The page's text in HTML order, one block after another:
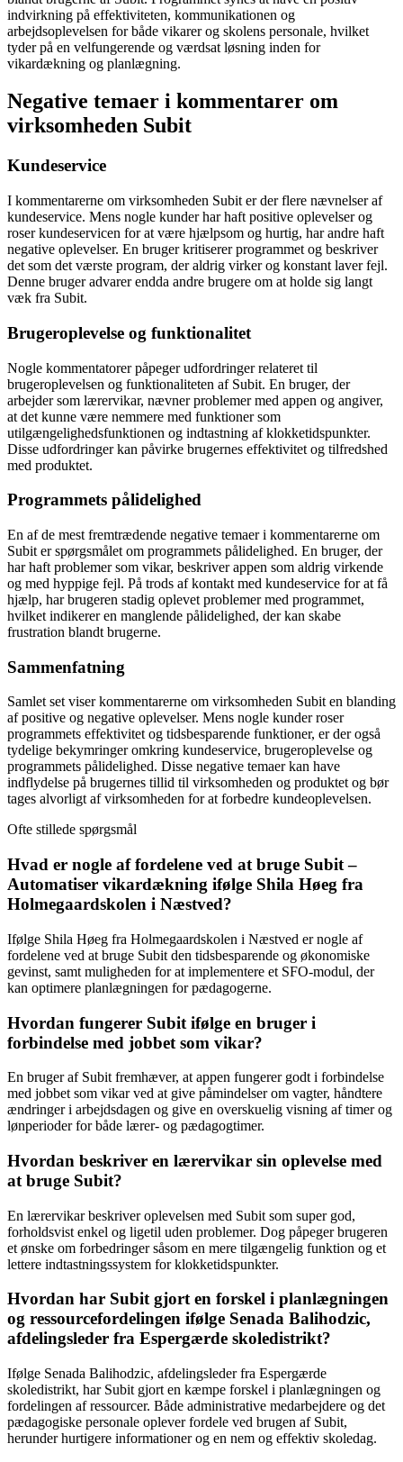
indvirkning på effektiviteten, kommunikationen og
arbejdsoplevelsen for både vikarer og skolens personale, hvilket
tyder på en velfungerende og værdsat løsning inden for
vikardækning og planlægning.
Negative temaer i kommentarer om
virksomheden Subit
Kundeservice
I kommentarerne om virksomheden Subit er der flere nævnelser af
kundeservice. Mens nogle kunder har haft positive oplevelser og
roser kundeservicen for at være hjælpsom og hurtig, har andre haft
negative oplevelser. En bruger kritiserer programmet og beskriver
det som det værste program, der aldrig virker og konstant laver fejl.
Denne bruger advarer endda andre brugere om at holde sig langt
væk fra Subit.
Brugeroplevelse og funktionalitet
Nogle kommentatorer påpeger udfordringer relateret til
brugeroplevelsen og funktionaliteten af Subit. En bruger, der
arbejder som lærervikar, nævner problemer med appen og angiver,
at det kunne være nemmere med funktioner som
utilgængelighedsfunktionen og indtastning af klokketidspunkter.
Disse udfordringer kan påvirke brugernes effektivitet og tilfredshed
med produktet.
Programmets pålidelighed
En af de mest fremtrædende negative temaer i kommentarerne om
Subit er spørgsmålet om programmets pålidelighed. En bruger, der
har haft problemer som vikar, beskriver appen som aldrig virkende
og med hyppige fejl. På trods af kontakt med kundeservice for at få
hjælp, har brugeren stadig oplevet problemer med programmet,
hvilket indikerer en manglende pålidelighed, der kan skabe
frustration blandt brugerne.
Sammenfatning
Samlet set viser kommentarerne om virksomheden Subit en blanding
af positive og negative oplevelser. Mens nogle kunder roser
programmets effektivitet og tidsbesparende funktioner, er der også
tydelige bekymringer omkring kundeservice, brugeroplevelse og
programmets pålidelighed. Disse negative temaer kan have
indflydelse på brugernes tillid til virksomheden og produktet og bør
tages alvorligt af virksomheden for at forbedre kundeoplevelsen.
Ofte stillede spørgsmål
Hvad er nogle af fordelene ved at bruge Subit –
Automatiser vikardækning ifølge Shila Høeg fra
Holmegaardskolen i Næstved?
Ifølge Shila Høeg fra Holmegaardskolen i Næstved er nogle af
fordelene ved at bruge Subit den tidsbesparende og økonomiske
gevinst, samt muligheden for at implementere et SFO-modul, der
kan optimere planlægningen for pædagogerne.
Hvordan fungerer Subit ifølge en bruger i
forbindelse med jobbet som vikar?
En bruger af Subit fremhæver, at appen fungerer godt i forbindelse
med jobbet som vikar ved at give påmindelser om vagter, håndtere
ændringer i arbejdsdagen og give en overskuelig visning af timer og
lønperioder for både lærer- og pædagogtimer.
Hvordan beskriver en lærervikar sin oplevelse med
at bruge Subit?
En lærervikar beskriver oplevelsen med Subit som super god,
forholdsvist enkel og ligetil uden problemer. Dog påpeger brugeren
et ønske om forbedringer såsom en mere tilgængelig funktion og et
lettere indtastningssystem for klokketidspunkter.
Hvordan har Subit gjort en forskel i planlægningen
og ressourcefordelingen ifølge Senada Balihodzic,
afdelingsleder fra Espergærde skoledistrikt?
Ifølge Senada Balihodzic, afdelingsleder fra Espergærde
skoledistrikt, har Subit gjort en kæmpe forskel i planlægningen og
fordelingen af ressourcer. Både administrative medarbejdere og det
pædagogiske personale oplever fordele ved brugen af Subit,
herunder hurtigere informationer og en nem og effektiv skoledag.